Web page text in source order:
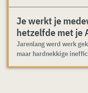
Je werkt je
hetzelfde met je
Jarenlang werd werk
maar hardnekkige